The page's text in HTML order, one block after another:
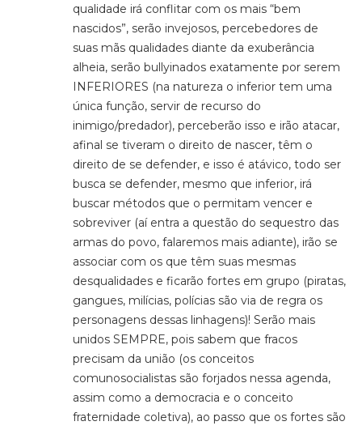
qualidade irá conflitar com os mais “bem
nascidos”, serão invejosos, percebedores de
suas mãs qualidades diante da exuberância
alheia, serão bullyinados exatamente por serem
INFERIORES (na natureza o inferior tem uma
única função, servir de recurso do
inimigo/predador), perceberão isso e irão atacar,
afinal se tiveram o direito de nascer, têm o
direito de se defender, e isso é atávico, todo ser
busca se defender, mesmo que inferior, irá
buscar métodos que o permitam vencer e
sobreviver (aí entra a questão do sequestro das
armas do povo, falaremos mais adiante), irão se
associar com os que têm suas mesmas
desqualidades e ficarão fortes em grupo (piratas,
gangues, milícias, polícias são via de regra os
personagens dessas linhagens)! Serão mais
unidos SEMPRE, pois sabem que fracos
precisam da união (os conceitos
comunosocialistas são forjados nessa agenda,
assim como a democracia e o conceito
fraternidade coletiva), ao passo que os fortes são